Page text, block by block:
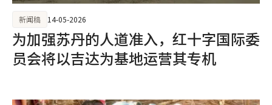
为加强苏丹的人道准入，红十字国际委
员会将以吉达为基地运营其专机
新闻稿 14-05-2026